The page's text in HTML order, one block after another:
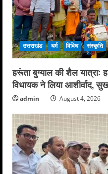
उत्तराखंड धर्म विविध संस्कृति
हरूंता बुग्याल की शैल यात्रा:
विधायक ने लिया आशीर्वाद,
admin August 4, 2026